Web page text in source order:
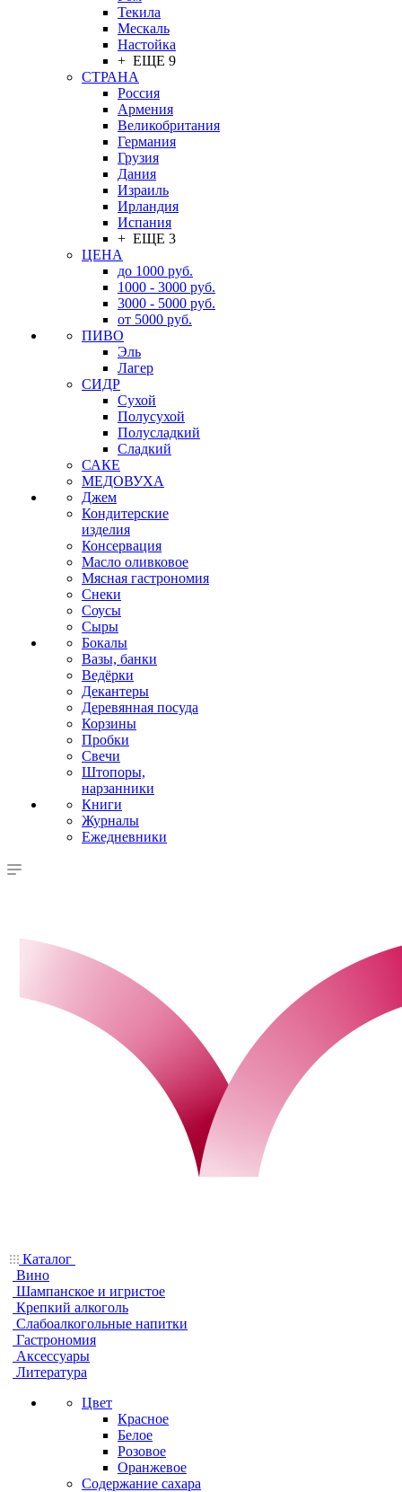
Текила
Мескаль
Настойка
+ ЕЩЕ 9
СТРАНА
Россия
Армения
Великобритания
Германия
Грузия
Дания
Израиль
Ирландия
Испания
+ ЕЩЕ 3
ЦЕНА
до 1000 руб.
1000 - 3000 руб.
3000 - 5000 руб.
от 5000 руб.
ПИВО
Эль
Лагер
СИДР
Сухой
Полусухой
Полусладкий
Сладкий
САКЕ
МЕДОВУХА
Джем
Кондитерские
изделия
Консервация
Масло оливковое
Мясная гастрономия
Снеки
Соусы
Сыры
Бокалы
Вазы, банки
Ведёрки
Декантеры
Деревянная посуда
Корзины
Пробки
Свечи
Штопоры,
нарзанники
Книги
Журналы
Ежедневники
Каталог
Вино
Шампанское и игристое
Крепкий алкоголь
Слабоалкогольные напитки
Гастрономия
Аксессуары
Литература
Цвет
Красное
Белое
Розовое
Оранжевое
Содержание сахара